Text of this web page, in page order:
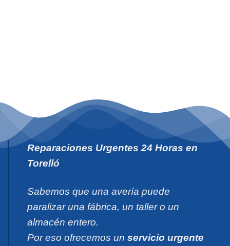
Reparaciones Urgentes 24 Horas en
Torelló
Sabemos que una avería puede
paralizar una fábrica, un taller o un
almacén entero.
Por eso ofrecemos un servicio urgente